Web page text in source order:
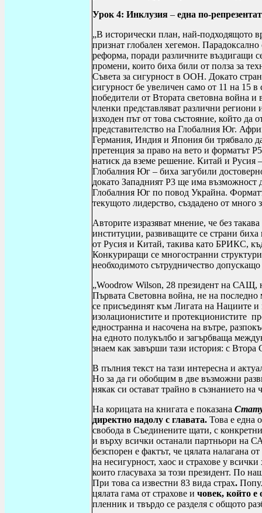
Урок 4: Инклузия – една по-
„В исторически план, най-подходящото
признат глобален хегемон.
реформа, поради различните въздигащи
промени, които биха били от полза за
Съвета за сигурност в ООН. Докато
сигурност бе увеличен само от 11 на 15
победители от Втората световна война и
членки представляват различни
изходен път от това състояние, който
представителство на Глобалния Юг.
Германия, Индия и Япония би трябвало
претенция за право на вето и форматът P
натиск да вземе решение. Китай и Русия
Глобалния Юг – биха загубили
докато Западният P3 ще има възможност
Глобалния Юг по повод Украйна.
текущото лидерство, създадено от
Авторите изразяват мнение, че без
институции, развиващите се страни биха
от Русия и Китай, такива като БРИКС,
Конкуриращи се многостранни
необходимото сътрудничество
„Woodrow Wilson, 28 президент на САЩ,
Първата Световна война, не на
се присъединят към Лигата на Нациите и
изолационистите и протекционистите
eдностранна и насочена на вътре,
на едното полукълбо и загърбваща
знаем как завърши тази история: с Втора
В пълния текст на тази интересна и
Но за да ги обобщим в две възможни
някак си остават трайно в съзнанието на
На корицата на книгата е показана
директно надолу с главата. Това е една
свобода в Съединените щати, с
и върху всички останали партньори на
безспорен е фактът, че цялата налагана
на несигурност, хаос и страхове у
които гласуваха за този президент. По
При това са известни 83 вида страх.
цялата гама от страхове и човек, който е
пленник и твърдо се разделя с общото